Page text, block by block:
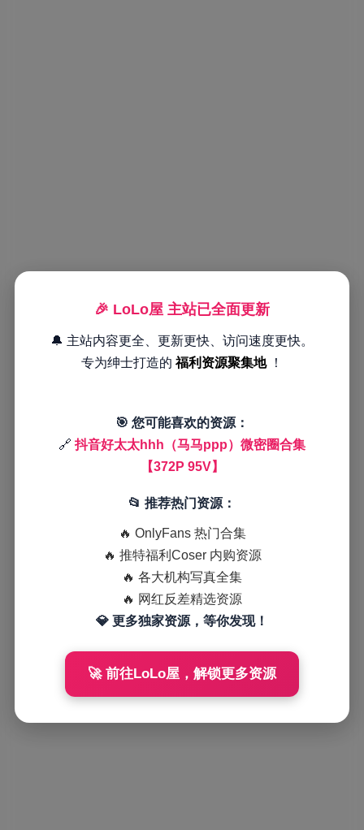
🎉 LoLo屋 主站已全面更新
🔔 主站内容更全、更新更快、访问速度更快。
专为绅士打造的福利资源聚集地 ！
🎯 您可能喜欢的资源：
🔗 抖音好太太hhh（马马ppp）微密圈合集
【372P 95V】
📂 推荐热门资源：
🔥 OnlyFans 热门合集
🔥 推特福利Coser 内购资源
🔥 各大机构写真全集
🔥 网红反差精选资源
💎 更多独家资源，等你发现！
🚀 前往LoLo屋，解锁更多资源